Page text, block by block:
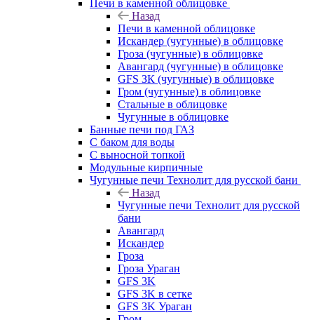
Печи в каменной облицовке
Назад
Печи в каменной облицовке
Искандер (чугунные) в облицовке
Гроза (чугунные) в облицовке
Авангард (чугунные) в облицовке
GFS ЗК (чугунные) в облицовке
Гром (чугунные) в облицовке
Стальные в облицовке
Чугунные в облицовке
Банные печи под ГАЗ
С баком для воды
С выносной топкой
Модульные кирпичные
Чугунные печи Технолит для русской бани
Назад
Чугунные печи Технолит для русской
бани
Авангард
Искандер
Гроза
Гроза Ураган
GFS 3K
GFS 3K в сетке
GFS 3K Ураган